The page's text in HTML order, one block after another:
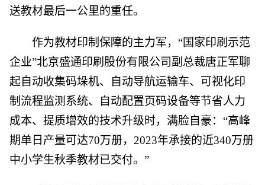
送教材最后一公里的重任。
作为教材印制保障的主力军，“国家印刷示范
企业”北京盛通印刷股份有限公司副总裁唐正军聊
起自动收集码垛机、自动导航运输车、可视化印
制流程监测系统、自动配置页码设备等节省人力
成本、提质增效的技术升级时，满脸自豪：“高峰
期单日产量可达70万册，2023年承接的近340万册
中小学生秋季教材已交付。”